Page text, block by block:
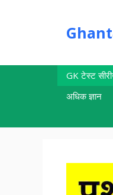
GK टेस्ट
अधिक ज्ञान